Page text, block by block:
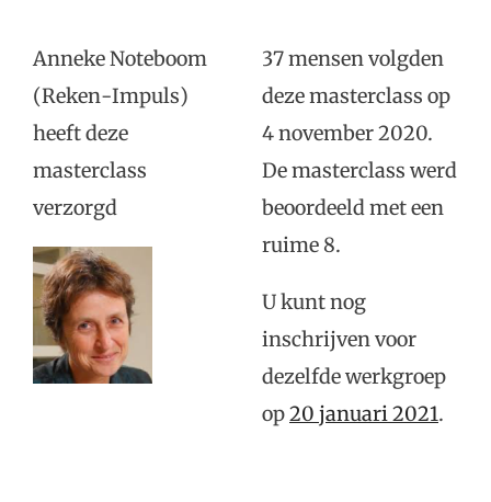
Anneke Noteboom
(Reken-Impuls)
heeft deze
masterclass
verzorgd
37 mensen volgden
deze masterclass op
4 november 2020.
De masterclass werd
beoordeeld met een
ruime 8.
U kunt nog
inschrijven voor
dezelfde werkgroep
op20 januari 2021.